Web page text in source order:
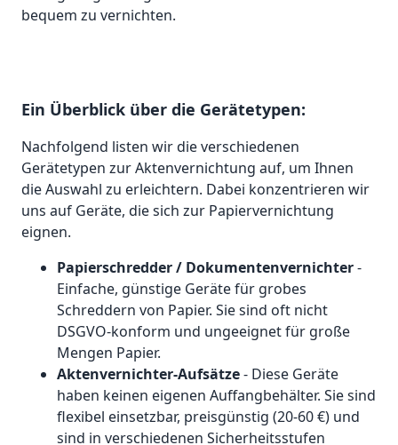
bequem zu vernichten.
Ein Überblick über die Gerätetypen:
Nachfolgend listen wir die verschiedenen
Gerätetypen zur Aktenvernichtung auf, um Ihnen
die Auswahl zu erleichtern. Dabei konzentrieren wir
uns auf Geräte, die sich zur Papiervernichtung
eignen.
Papierschredder / Dokumentenvernichter-
Einfache, günstige Geräte für grobes
Schreddern von Papier. Sie sind oft nicht
DSGVO-konform und ungeeignet für große
Mengen Papier.
Aktenvernichter-Aufsätze- Diese Geräte
haben keinen eigenen Auffangbehälter. Sie sind
flexibel einsetzbar, preisgünstig (20-60 €) und
sind in verschiedenen Sicherheitsstufen